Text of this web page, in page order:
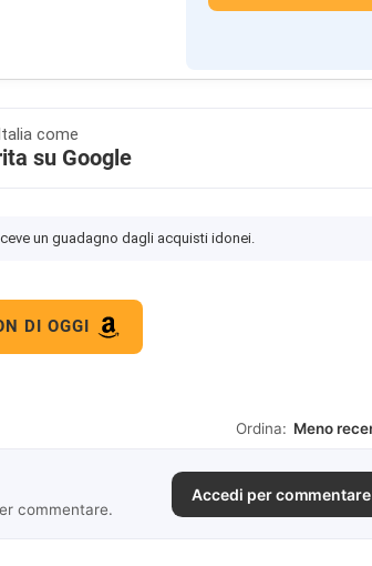
come
su Google
un guadagno dagli acquisti idonei.
DI OGGI
Ordina:
commentare.
Accedi per commentare